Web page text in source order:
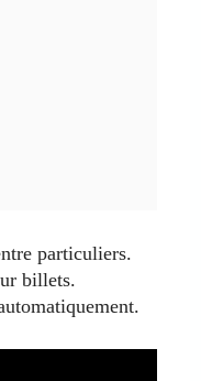
particuliers.
billets.